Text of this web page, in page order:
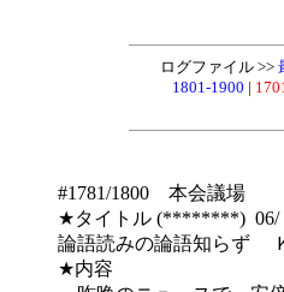
ログファイル >>
1801-1900 |
#1781/1800 本会議場
★タイトル (********) 06/
論語読みの論語知らず
★内容